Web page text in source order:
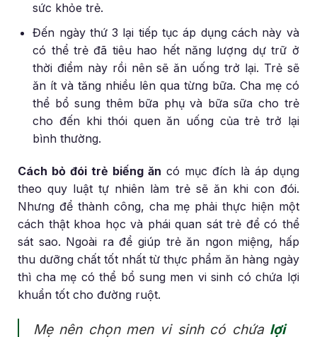
sức khỏe trẻ.
Đến ngày thứ 3 lại tiếp tục áp dụng cách này và
có thể trẻ đã tiêu hao hết năng lượng dự trữ ở
thời điểm này rồi nên sẽ ăn uống trở lại. Trẻ sẽ
ăn ít và tăng nhiều lên qua từng bữa. Cha mẹ có
thể bổ sung thêm bữa phụ và bữa sữa cho trẻ
cho đến khi thói quen ăn uống của trẻ trở lại
bình thường.
Cách bỏ đói trẻ biếng ăn có mục đích là áp dụng
theo quy luật tự nhiên làm trẻ sẽ ăn khi con đói.
Nhưng để thành công, cha mẹ phải thực hiện một
cách thật khoa học và phái quan sát trẻ để có thể
sát sao. Ngoài ra để giúp trẻ ăn ngon miệng, hấp
thu dưỡng chất tốt nhất từ thực phẩm ăn hàng ngày
thì cha mẹ có thể bổ sung men vi sinh có chứa lợi
khuẩn tốt cho đường ruột.
Mẹ nên chọn men vi sinh có chứa lợi